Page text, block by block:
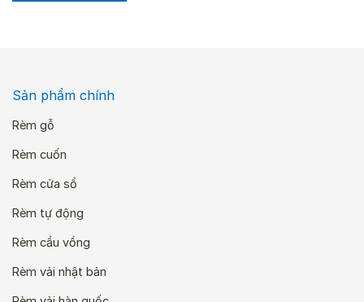
Sản phẩm chính
Rèm gỗ
Rèm cuốn
Rèm cửa sổ
Rèm tự động
Rèm cầu vồng
Rèm vải nhật bản